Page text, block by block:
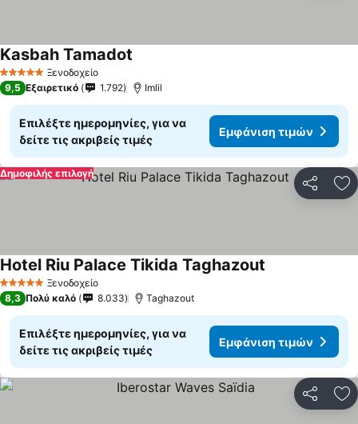
5 Αστέρια Ξενοδοχείο
Kasbah Tamadot
9,5 Εξαιρετικό 1.792 Imlil
Επιλέξτε ημερομηνίες, για να
δείτε τις ακριβείς τιμές
Εμφάνιση τιμών
Δημοφιλής επιλογή
5 Αστέρια Ξενοδοχείο
Hotel Riu Palace Tikida Taghazout
8,3 Πολύ καλό 8.033 Taghazout
Επιλέξτε ημερομηνίες, για να
δείτε τις ακριβείς τιμές
Εμφάνιση τιμών